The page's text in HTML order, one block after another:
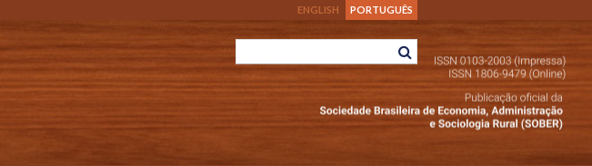
ENGLISH PORTUGUÊS